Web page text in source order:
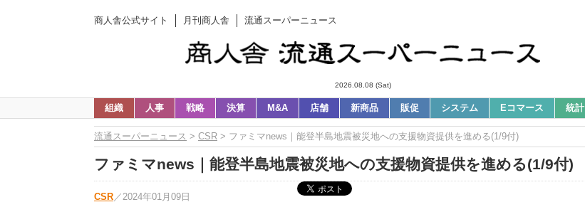
商人舎公式サイト 月刊商人舎 流通スーパーニュース
2026.08.08 (Sat)
組織 人事 戦略 決算 M&A 店舗 新商品 販促 システム Eコマース 統計
流通スーパーニュース > CSR > ファミマnews｜能登半島地震被災地への支援物資提供を進める(1/9付)
ファミマnews｜能登半島地震被災地への支援物資提供を進める(1/9付)
CSR ／ 2024年01月09日